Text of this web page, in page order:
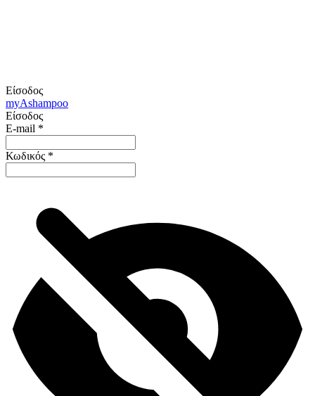
Είσοδος
myAshampoo
Είσοδος
E-mail *
Κωδικός *